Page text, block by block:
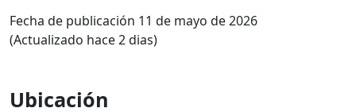
Fecha de publicación 11 de mayo de 2026
(Actualizado hace 2 dias)
Ubicación